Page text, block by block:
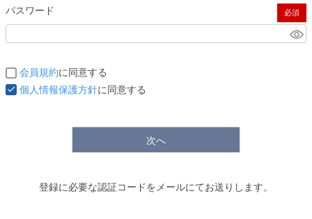
パスワード
(必須)
会員規約に同意する
個人情報保護方針に同意する
次へ
登録に必要な認証コードをメールにてお送りします。